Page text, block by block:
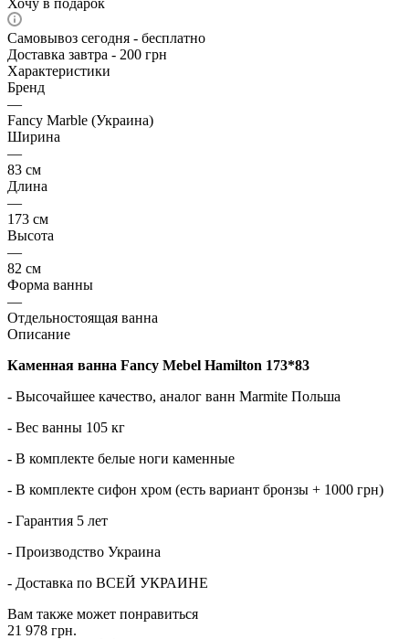
Самовывоз сегодня - бесплатно
Доставка завтра - 200 грн
Характеристики
Бренд
—
Fancy Marble (Украина)
Ширина
—
83 см
Длина
—
173 см
Высота
—
82 см
Форма ванны
—
Отдельностоящая ванна
Описание
Каменная ванна Fancy Mebel Hamilton 173*83
- Высочайшее качество, аналог ванн Marmite Польша
- Вес ванны 105 кг
- В комплекте белые ноги каменные
- В комплекте сифон хром (есть вариант бронзы + 1000 грн)
- Гарантия 5 лет
- Производство Украина
- Доставка по ВСЕЙ УКРАИНЕ
Вам также может понравиться
21 978 грн.